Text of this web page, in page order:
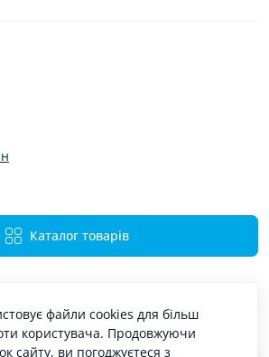
Каталог товарів
файли cookies для більш
користувача. Продовжуючи
сайту, ви погоджуєтеся з